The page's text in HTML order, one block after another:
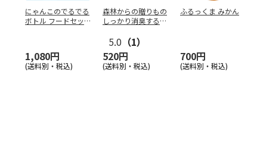
にゃんこのでるでる
ボトル フードセッ
1,080円
(送料別・税込)
森林からの贈りもの
しっかり消臭するひ
5.0 （1）
520円
(送料別・税込)
ふるっくま みかん
700円
(送料別・税込)